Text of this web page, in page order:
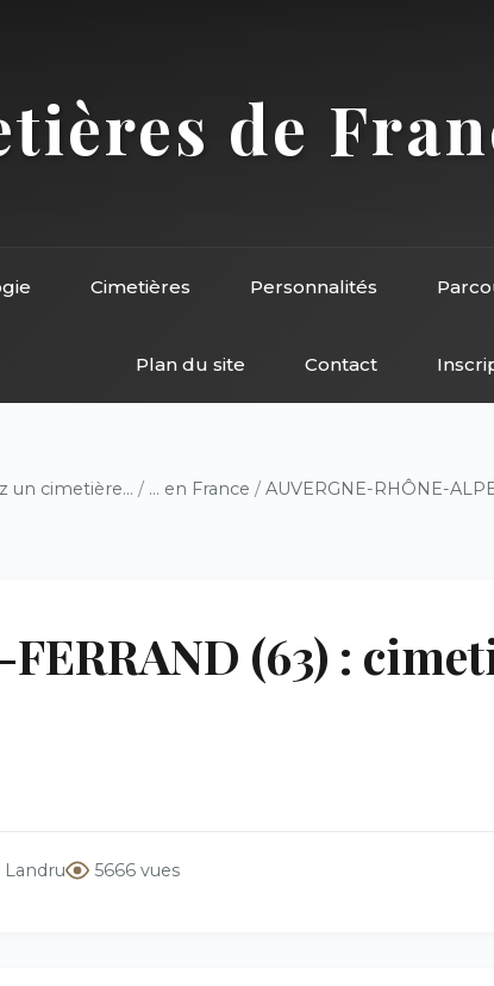
de
Cimetières Personnalités
Plan du site Contact
un cimetière... / ... en France / AUVERGNE-RHÔNE-
(63) :
5666 vues